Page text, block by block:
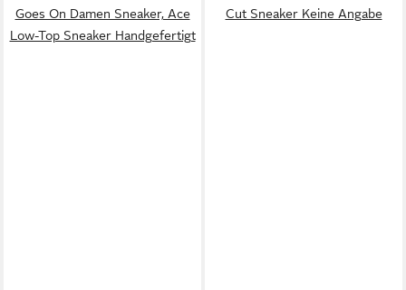
Goes On Damen Sneaker, Ace
Low-Top Sneaker Handgefertigt
Cut Sneaker Keine Angabe